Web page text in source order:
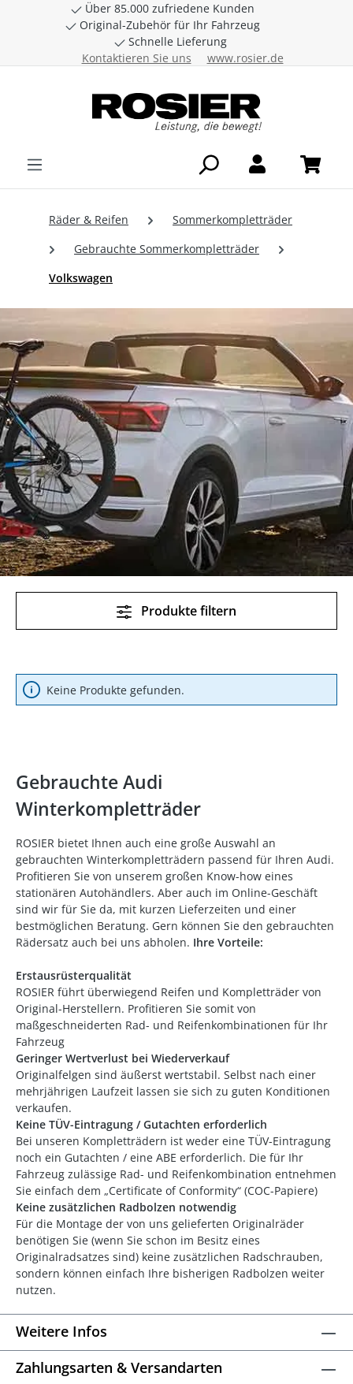
Zum Hauptinhalt springen
Über 85.000 zufriedene Kunden
Original-Zubehör für Ihr Fahrzeug
Schnelle Lieferung
Kontaktieren Sie uns
www.rosier.de
Räder & Reifen
Sommerkompletträder
Gebrauchte Sommerkompletträder
Volkswagen
Produkte filtern
Keine Produkte gefunden.
Gebrauchte Audi
Winterkompletträder
ROSIER bietet Ihnen auch eine große Auswahl an
gebrauchten Winterkompletträdern passend für Ihren Audi.
Profitieren Sie von unserem großen Know-how eines
stationären Autohändlers. Aber auch im Online-Geschäft
sind wir für Sie da, mit kurzen Lieferzeiten und einer
bestmöglichen Beratung. Gern können Sie den gebrauchten
Rädersatz auch bei uns abholen. Ihre Vorteile:
Erstausrüsterqualität
ROSIER führt überwiegend Reifen und Kompletträder von
Original-Herstellern. Profitieren Sie somit von
maßgeschneiderten Rad- und Reifenkombinationen für Ihr
Fahrzeug
Geringer Wertverlust bei Wiederverkauf
Originalfelgen sind äußerst wertstabil. Selbst nach einer
mehrjährigen Laufzeit lassen sie sich zu guten Konditionen
verkaufen.
Keine TÜV-Eintragung / Gutachten erforderlich
Bei unseren Kompletträdern ist weder eine TÜV-Eintragung
noch ein Gutachten / eine ABE erforderlich. Die für Ihr
Fahrzeug zulässige Rad- und Reifenkombination entnehmen
Sie einfach dem „Certificate of Conformity“ (COC-Papiere)
Keine zusätzlichen Radbolzen notwendig
Für die Montage der von uns gelieferten Originalräder
benötigen Sie (wenn Sie schon im Besitz eines
Originalradsatzes sind) keine zusätzlichen Radschrauben,
sondern können einfach Ihre bisherigen Radbolzen weiter
nutzen.
Weitere Infos
Zahlungsarten & Versandarten